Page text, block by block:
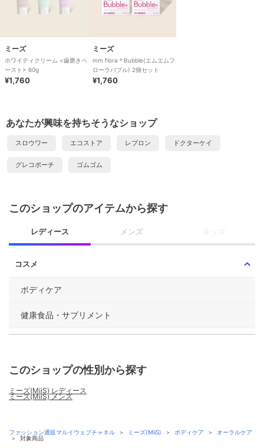
ミーズ
ホワイティクリーム <歯磨きペ
ースト> 60g
¥1,760
ミーズ
mm flora＊Bubble(エムエムフ
ローラバブル) 2個セット
¥1,760
あなたが興味を持ちそうなショップ
スロウワー エコストア レブロン ドクターケイ
グレコポーチ ゴムゴム
このショップのアイテムから探す
レディース メンズ キッズ
コスメ
ボディケア
健康食品・サプリメント
このショップの性別から探す
ミーズ(MiiS) レディース
ミーズ(MiiS) メンズ
ファッション通販マルイウェブチャネル ＞ ミーズ(MiiS) ＞ ボディケア ＞
オーラルケア
＞
対象商品